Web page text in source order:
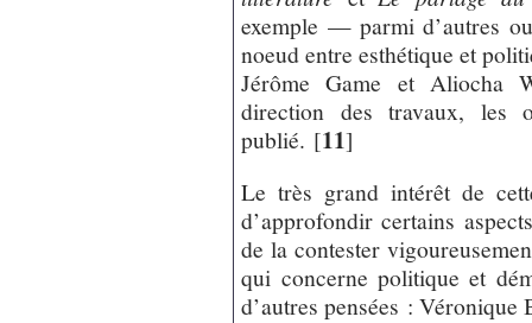
exemple — parmi d’autres
noeud entre esthétique et
Jérôme Game et Aliocha
direction des travaux, les
publié. [11]
Le très grand intérêt de
d’approfondir certains
de la contester
qui concerne politique et
d’autres pensées : Véronique